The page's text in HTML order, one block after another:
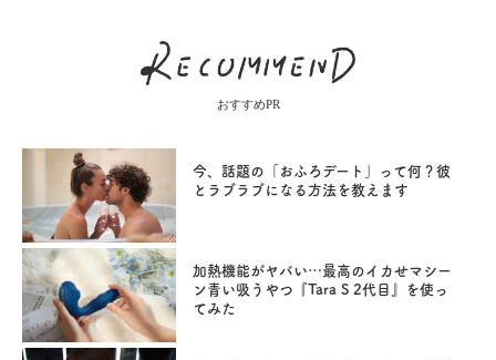
おすすめPR
今、話題の「おふろデート」って何？彼
とラブラブになる方法を教えます
加熱機能がヤバい…最高のイカせマシー
ン青い吸うやつ『Tara S 2代目』を使っ
てみた